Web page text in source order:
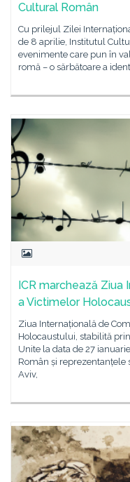
Cultural Român
Cu prilejul Zilei
de 8 aprilie, Institutul
evenimente care pun în
romă – o sărbătoare a
ICR marchează Ziua
a Victimelor
Ziua Internațională de
Holocaustului, stabilită
Unite la data de 27
Român și reprezentanțele
Aviv,